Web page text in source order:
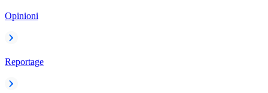
Opinioni
Reportage